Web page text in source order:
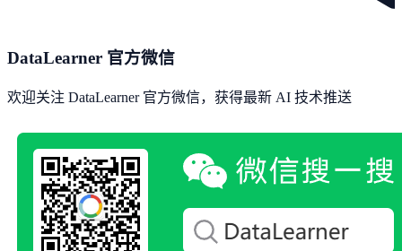
DataLearner 官方微信
欢迎关注 DataLearner 官方微信，获得最新 AI 技术推送